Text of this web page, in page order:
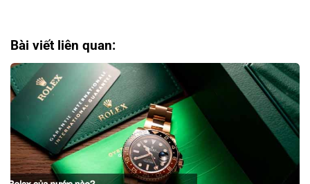
Bài viết liên quan: